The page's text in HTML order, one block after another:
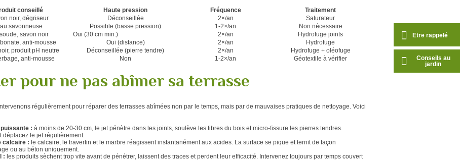
conseillé Haute pression Fréquence
Traitement
noir, dégriseur Déconseillée 2×/an
Saturateur
savonneuse Possible (basse pression) 1-2×/an
Non nécessaire
savon noir Oui (30 cm min.) 2×/an
Hydrofuge joints
anti-mousse Oui (distance) 2×/an
Hydrofuge
produit pH neutre Déconseillée (pierre tendre) 2×/an
Hydrofuge + oléofuge
anti-mousse Non 1-2×/an Géotextile à vérifier
pour ne pas abîmer sa terrasse
régulièrement pour réparer des terrasses abîmées non par le temps, mais par de mauvaises pratiques de nettoyage. Voici
: à moins de 20-30 cm, le jet pénètre dans les joints, soulève les fibres du bois et micro-fissure les pierres tendres.
déplacez le jet régulièrement.
calcaire : le calcaire, le travertin et le marbre réagissent instantanément aux acides. La surface se pique et ternit de façon
ou au béton uniquement.
: les produits sèchent trop vite avant de pénétrer, laissent des traces et perdent leur efficacité. Intervenez toujours par temps couvert
Etre rappelé
Conseils au
jardin